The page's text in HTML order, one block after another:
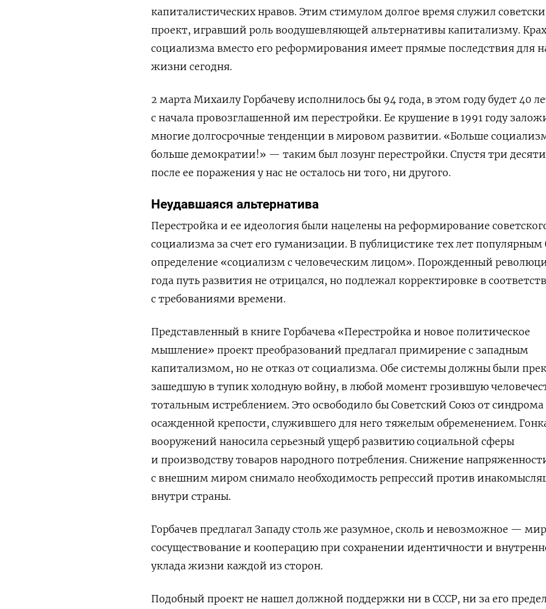
капиталистических нравов. Этим стимулом долгое время служил
проект, игравший роль воодушевляющей альтернативы капитализму. Крах
социализма вместо его реформирования имеет прямые последствия для
жизни сегодня.
2 марта Михаилу Горбачеву исполнилось бы 94 года, в этом году будет 40
с начала провозглашенной им перестройки. Ее крушение в 1991 году
многие долгосрочные тенденции в мировом развитии. «Больше
больше демократии!» — таким был лозунг перестройки. Спустя три
после ее поражения у нас не осталось ни того, ни другого.
Неудавшаяся альтернатива
Перестройка и ее идеология были нацелены на реформирование
социализма за счет его гуманизации. В публицистике тех лет популярным
определение «социализм с человеческим лицом». Порожденный
года путь развития не отрицался, но подлежал корректировке в
с требованиями времени.
Представленный в книге Горбачева «Перестройка и новое политическое
мышление» проект преобразований предлагал примирение с западным
капитализмом, но не отказ от социализма. Обе системы должны были
зашедшую в тупик холодную войну, в любой момент грозившую
тотальным истреблением. Это освободило бы Советский Союз от синдрома
осажденной крепости, служившего для него тяжелым обременением.
вооружений наносила серьезный ущерб развитию социальной сферы
и производству товаров народного потребления. Снижение
с внешним миром снимало необходимость репрессий против
внутри страны.
Горбачев предлагал Западу столь же разумное, сколь и невозможное —
сосуществование и кооперацию при сохранении идентичности и
уклада жизни каждой из сторон.
Подобный проект не нашел должной поддержки ни в СССР, ни за его